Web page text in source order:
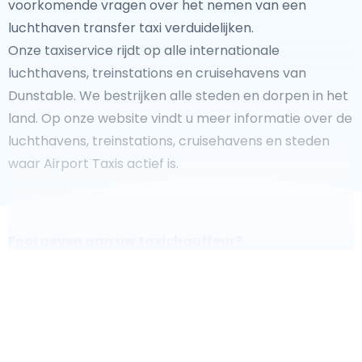
voorkomende vragen over het nemen van een
luchthaven transfer taxi verduidelijken.
Onze taxiservice rijdt op alle internationale
luchthavens, treinstations en cruisehavens van
Dunstable. We bestrijken alle steden en dorpen in het
land. Op onze website vindt u meer informatie over de
luchthavens, treinstations, cruisehavens en steden
waar Airport Taxis actief is.